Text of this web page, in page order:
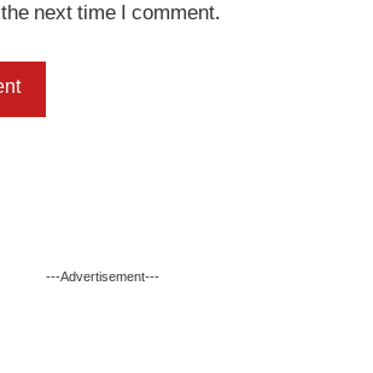
next time I comment.
---Advertisement---